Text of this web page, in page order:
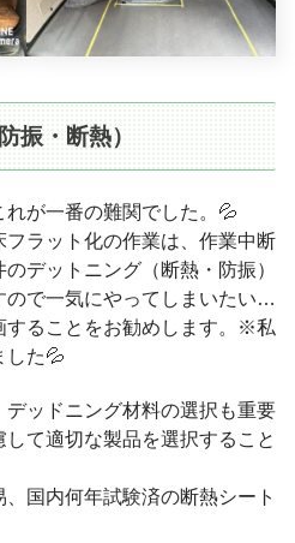
振・断熱）
が一番の難関でした。💦
フラット化の作業は、作業中断
デットニング（断熱・防振）
ので一気にやってしまいたい…
することをお勧めします。※私
した💦
ッドニング材料の選択も重要
て適切な製品を選択すること
国内何年試験済の断熱シート